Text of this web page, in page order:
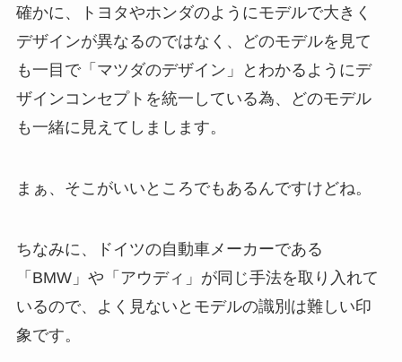
確かに、トヨタやホンダのようにモデルで大きく
デザインが異なるのではなく、どのモデルを見て
も一目で「マツダのデザイン」とわかるようにデ
ザインコンセプトを統一している為、どのモデル
も一緒に見えてしまします。
まぁ、そこがいいところでもあるんですけどね。
ちなみに、ドイツの自動車メーカーである
「BMW」や「アウディ」が同じ手法を取り入れて
いるので、よく見ないとモデルの識別は難しい印
象です。